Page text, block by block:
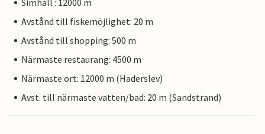
Simhall : 12000 m
Avstånd till fiskemöjlighet: 20 m
Avstånd till shopping: 500 m
Närmaste restaurang: 4500 m
Närmaste ort: 12000 m (Haderslev)
Avst. till närmaste vatten/bad: 20 m (Sandstrand)